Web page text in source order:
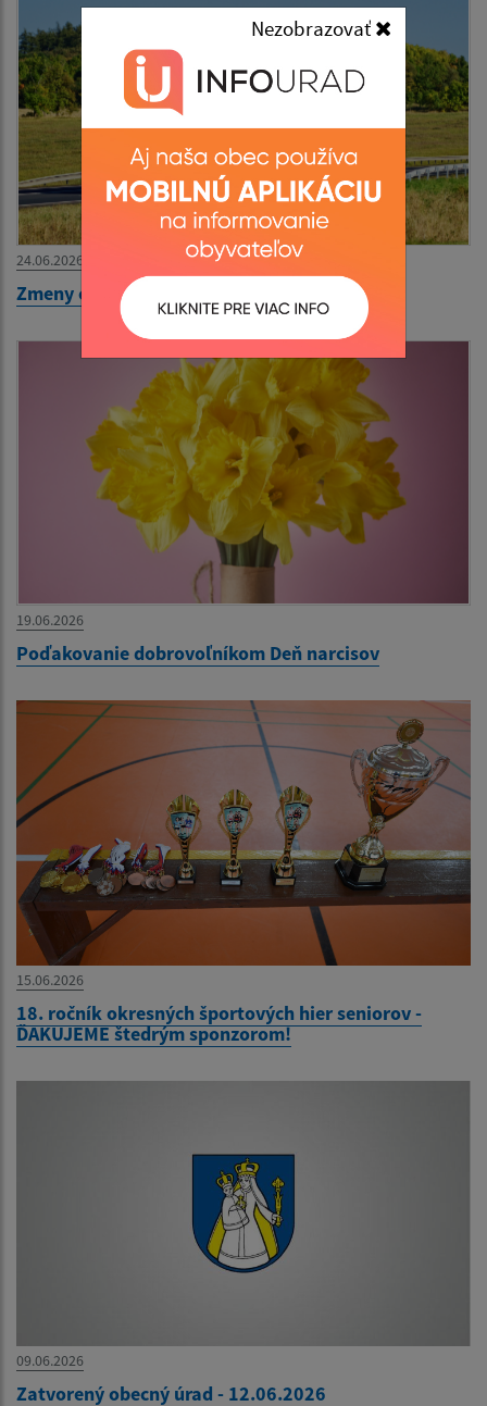
Nezobrazovať
24.06.2026
Zmeny cestovných poriadkov od 01.07.2026
19.06.2026
Poďakovanie dobrovoľníkom Deň narcisov
15.06.2026
18. ročník okresných športových hier seniorov -
ĎAKUJEME štedrým sponzorom!
09.06.2026
Zatvorený obecný úrad - 12.06.2026